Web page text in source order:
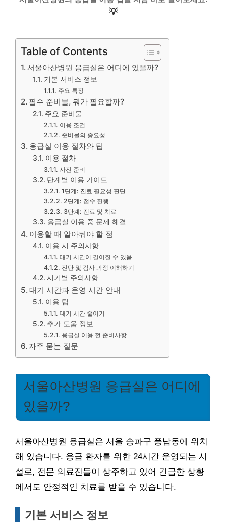
💡
Table of Contents
서울아산병원 응급실은 어디에 있을까?
기본 서비스 정보
주요 특징
필수 준비물, 뭐가 필요할까?
주요 준비물
이용 조건
준비물의 중요성
응급실 이용 절차와 팁
이용 절차
사전 준비
단계별 이용 가이드
1단계: 진료 필요성 판단
2단계: 접수 진행
3단계: 진료 및 치료
응급실 이용 중 문제 해결
이용할 때 알아둬야 할 점
이용 시 주의사항
대기 시간이 길어질 수 있음
진단 및 검사 과정 이해하기
시기별 주의사항
대기 시간과 운영 시간 안내
이용 팁
대기 시간 줄이기
추가 도움 정보
응급실 이용 전 준비사항
자주 묻는 질문
서울아산병원 응급실은 어디에
있을까?
서울아산병원 응급실은 서울 송파구 풍납동에 위치
해 있습니다. 응급 환자를 위한 24시간 운영되는 시
설로, 전문 의료진들이 상주하고 있어 긴급한 상황
에서도 안정적인 치료를 받을 수 있습니다.
기본 서비스 정보